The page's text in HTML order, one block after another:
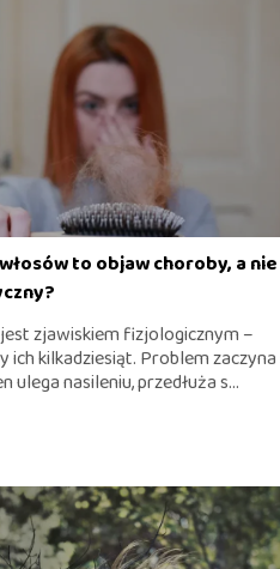
to objaw choroby, a nie
zjawiskiem fizjologicznym –
ich kilkadziesiąt. Problem zaczyna
ulega nasileniu, przedłuża s...